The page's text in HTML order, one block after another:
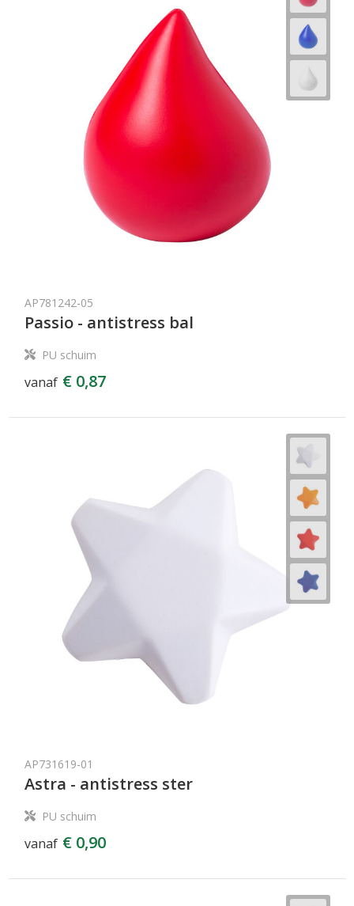
AP781242-05
Passio - antistress bal
PU schuim
vanaf € 0,87
AP731619-01
Astra - antistress ster
PU schuim
vanaf € 0,90